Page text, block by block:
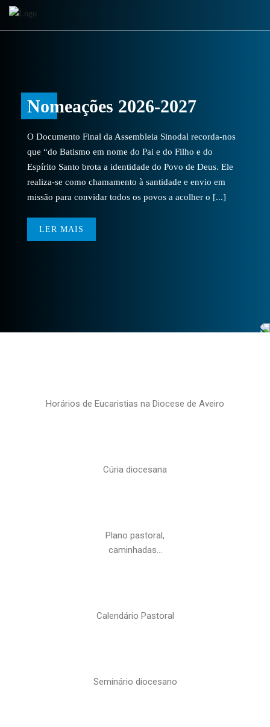
Nomeações 2026-2027
O Documento Final da Assembleia Sinodal recorda-nos
que “do Batismo em nome do Pai e do Filho e do
Espírito Santo brota a identidade do Povo de Deus. Ele
realiza-se como chamamento à santidade e envio em
missão para convidar todos os povos a acolher o [...]
LER MAIS
Horários de Eucaristias na Diocese de Aveiro
Cúria diocesana
Plano pastoral,
caminhadas…
Calendário Pastoral
Seminário diocesano